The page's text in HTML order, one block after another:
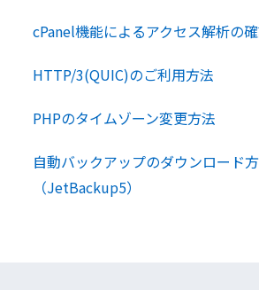
cPanel機能によるアクセス解析の
HTTP/3(QUIC)のご利用方法
PHPのタイムゾーン変更方法
自動バックアップのダウンロード
（JetBackup5）